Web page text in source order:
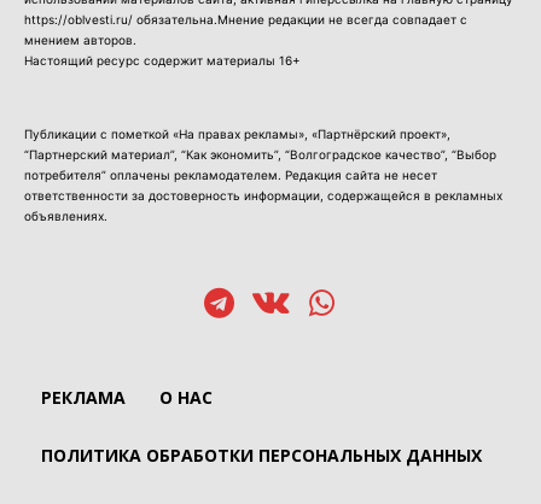
https://oblvesti.ru/ обязательна.Мнение редакции не всегда совпадает с
мнением авторов.
Настоящий ресурс содержит материалы 16+
Публикации с пометкой «На правах рекламы», «Партнёрский проект»,
“Партнерский материал”, “Как экономить”, “Волгоградское качество”, “Выбор
потребителя” оплачены рекламодателем. Редакция сайта не несет
ответственности за достоверность информации, содержащейся в рекламных
объявлениях.
РЕКЛАМА О НАС
ПОЛИТИКА ОБРАБОТКИ ПЕРСОНАЛЬНЫХ ДАННЫХ